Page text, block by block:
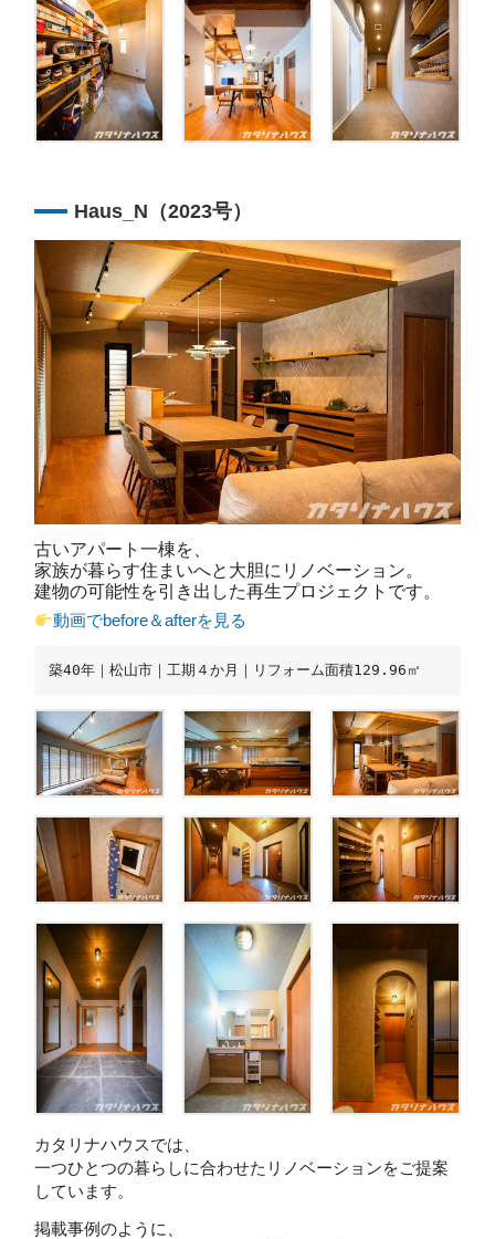
Haus_N（2023号）
古いアパート一棟を、
家族が暮らす住まいへと大胆にリノベーション。
建物の可能性を引き出した再生プロジェクトです。
動画でbefore＆afterを見る
築40年｜松山市｜工期４か月｜リフォーム面積129.96㎡
カタリナハウスでは、
一つひとつの暮らしに合わせたリノベーションをご提案
しています。
掲載事例のように、